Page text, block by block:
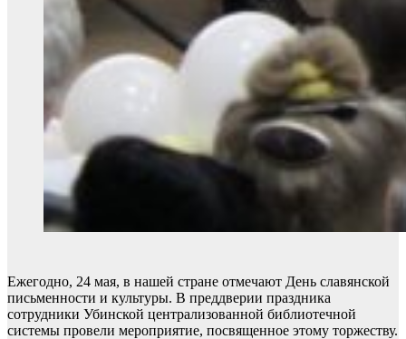
Ежегодно, 24 мая, в нашей стране отмечают День славянской
письменности и культуры. В преддверии праздника
сотрудники Убинской централизованной библиотечной
системы провели мероприятие, посвященное этому торжеству.